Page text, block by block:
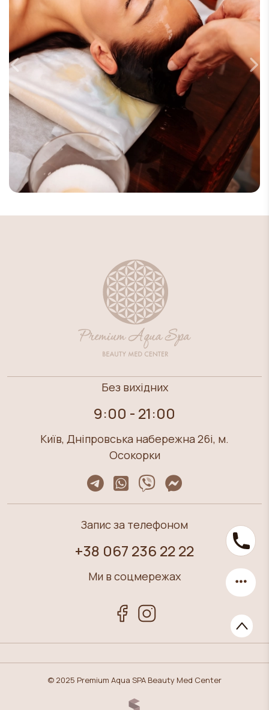
Без вихідних
9:00 - 21:00
Київ, Дніпровська набережна 26i, м.
Осокорки
Запис за телефоном
+38 067 236 22 22
Ми в соцмережах
© 2025 Premium Aqua SPA Beauty Med Center